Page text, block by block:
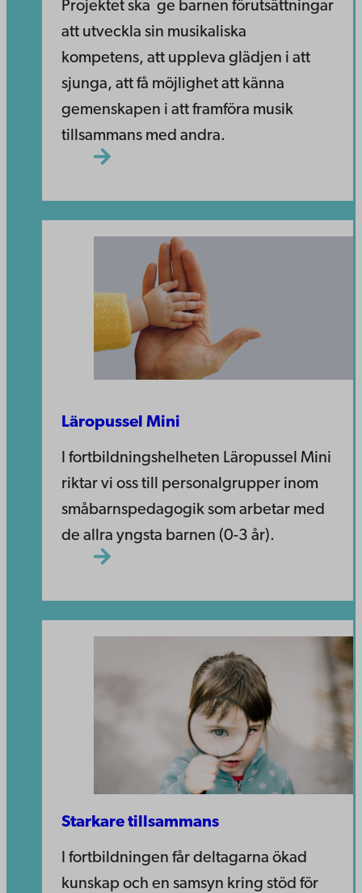
Projektet ska ge barnen förutsättningar
att utveckla sin musikaliska
kompetens, att uppleva glädjen i att
sjunga, att få möjlighet att känna
gemenskapen i att framföra musik
tillsammans med andra.
Läropussel Mini
I fortbildningshelheten Läropussel Mini
riktar vi oss till personalgrupper inom
småbarnspedagogik som arbetar med
de allra yngsta barnen (0-3 år).
Starkare tillsammans
I fortbildningen får deltagarna ökad
kunskap och en samsyn kring stöd för